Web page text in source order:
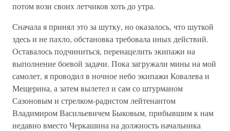
потом вози своих летчиков хоть до утра.
Сначала я принял это за шутку, но оказалось, что шуткой
здесь и не пахло, обстановка требовала иных действий.
Оставалось подчиниться, перенацелить экипажи на
выполнение боевой задачи. Пока загружали мины на мой
самолет, я проводил в ночное небо экипажи Ковалева и
Мещерина, а затем вылетел и сам со штурманом
Сазоновым и стрелком-радистом лейтенантом
Владимиром Васильевичем Быковым, прибывшим к нам
недавно вместо Черкашина на должность начальника